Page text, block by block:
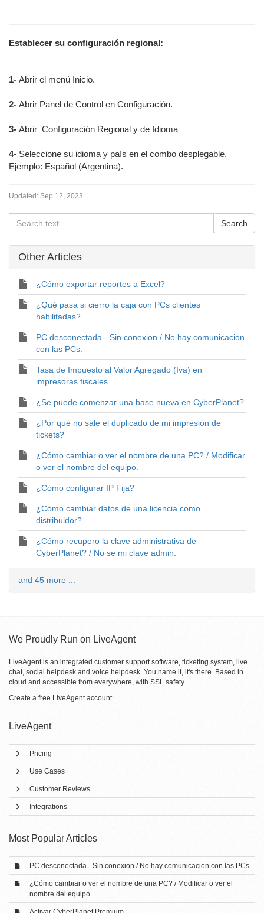
Establecer su configuración regional:
1- Abrir el menú Inicio.
2- Abrir Panel de Control en Configuración.
3- Abrir Configuración Regional y de Idioma
4- Seleccione su idioma y país en el combo desplegable.
Ejemplo: Español (Argentina).
Updated: Sep 12, 2023
Other Articles
¿Cómo exportar reportes a Excel?
¿Qué pasa si cierro la caja con PCs clientes
habilitadas?
PC desconectada - Sin conexion / No hay comunicacion
con las PCs.
Tasa de Impuesto al Valor Agregado (Iva) en
impresoras fiscales.
¿Se puede comenzar una base nueva en CyberPlanet?
¿Por qué no sale el duplicado de mi impresión de
tickets?
¿Cómo cambiar o ver el nombre de una PC? / Modificar
o ver el nombre del equipo.
¿Cómo configurar IP Fija?
¿Cómo cambiar datos de una licencia como
distribuidor?
¿Cómo recupero la clave administrativa de
CyberPlanet? / No se mi clave admin.
and 45 more ...
We Proudly Run on LiveAgent
LiveAgent is an integrated customer support software, ticketing system, live
chat, social helpdesk and voice helpdesk. You name it, it's there. Based in
cloud and accessible from everywhere, with SSL safety.
Create a free LiveAgent account.
LiveAgent
Pricing
Use Cases
Customer Reviews
Integrations
Most Popular Articles
PC desconectada - Sin conexion / No hay comunicacion con las PCs.
¿Cómo cambiar o ver el nombre de una PC? / Modificar o ver el
nombre del equipo.